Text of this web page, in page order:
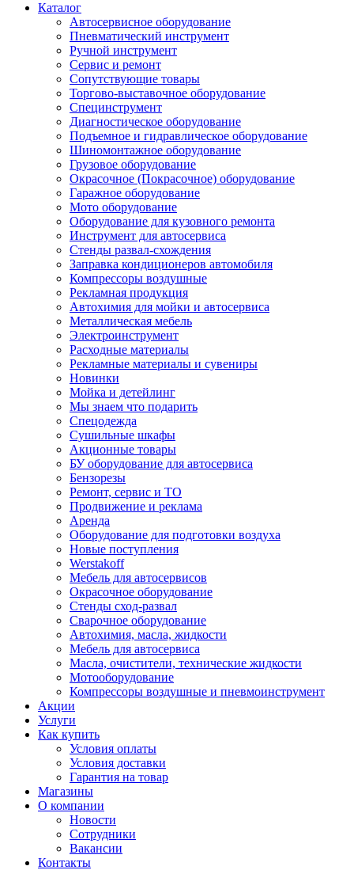
Каталог
Автосервисное оборудование
Пневматический инструмент
Ручной инструмент
Сервис и ремонт
Сопутствующие товары
Торгово-выставочное оборудование
Специнструмент
Диагностическое оборудование
Подъемное и гидравлическое оборудование
Шиномонтажное оборудование
Грузовое оборудование
Окрасочное (Покрасочное) оборудование
Гаражное оборудование
Мото оборудование
Оборудование для кузовного ремонта
Инструмент для автосервиса
Стенды развал-схождения
Заправка кондиционеров автомобиля
Компрессоры воздушные
Рекламная продукция
Автохимия для мойки и автосервиса
Металлическая мебель
Электроинструмент
Расходные материалы
Рекламные материалы и сувениры
Новинки
Мойка и детейлинг
Мы знаем что подарить
Спецодежда
Сушильные шкафы
Акционные товары
БУ оборудование для автосервиса
Бензорезы
Ремонт, сервис и ТО
Продвижение и реклама
Аренда
Оборудование для подготовки воздуха
Новые поступления
Werstakoff
Мебель для автосервисов
Окрасочное оборудование
Стенды сход-развал
Сварочное оборудование
Автохимия, масла, жидкости
Мебель для автосервиса
Масла, очистители, технические жидкости
Мотооборудование
Компрессоры воздушные и пневмоинструмент
Акции
Услуги
Как купить
Условия оплаты
Условия доставки
Гарантия на товар
Магазины
О компании
Новости
Сотрудники
Вакансии
Контакты